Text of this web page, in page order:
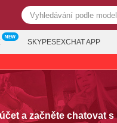
SKYPESEXCHAT APP
a začněte chatovat s